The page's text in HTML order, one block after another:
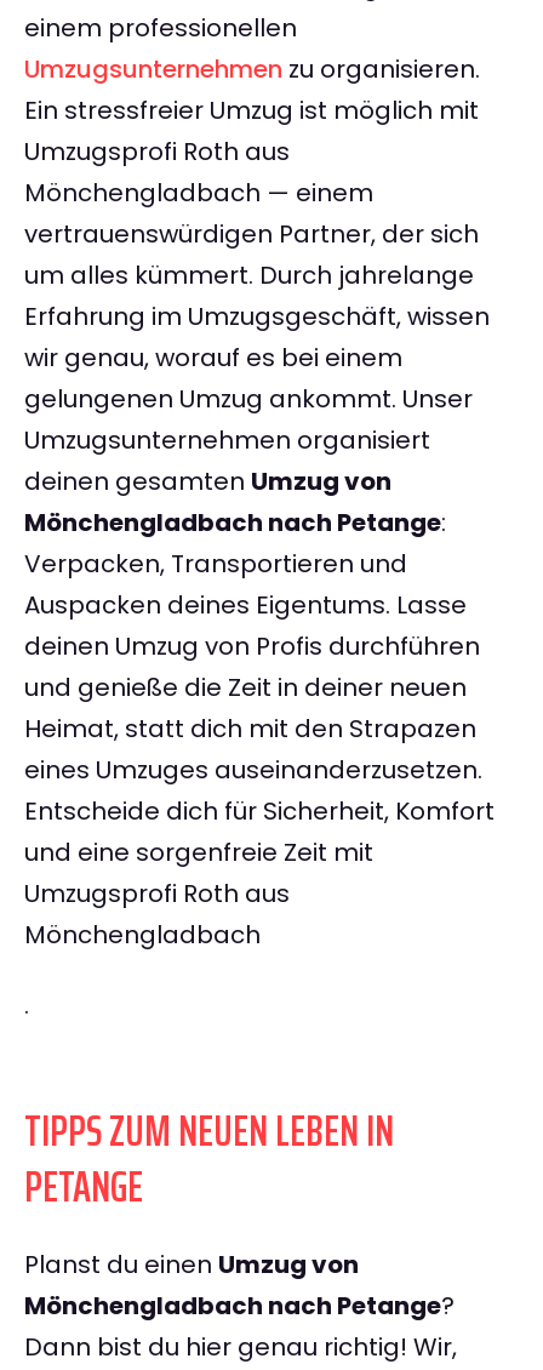
einem professionellen
Umzugsunternehmen zu organisieren.
Ein stressfreier Umzug ist möglich mit
Umzugsprofi Roth aus
Mönchengladbach — einem
vertrauenswürdigen Partner, der sich
um alles kümmert. Durch jahrelange
Erfahrung im Umzugsgeschäft, wissen
wir genau, worauf es bei einem
gelungenen Umzug ankommt. Unser
Umzugsunternehmen organisiert
deinen gesamten Umzug von
Mönchengladbach nach Petange:
Verpacken, Transportieren und
Auspacken deines Eigentums. Lasse
deinen Umzug von Profis durchführen
und genieße die Zeit in deiner neuen
Heimat, statt dich mit den Strapazen
eines Umzuges auseinanderzusetzen.
Entscheide dich für Sicherheit, Komfort
und eine sorgenfreie Zeit mit
Umzugsprofi Roth aus
Mönchengladbach
.
TIPPS ZUM NEUEN LEBEN IN
PETANGE
Planst du einen Umzug von
Mönchengladbach nach Petange?
Dann bist du hier genau richtig! Wir,